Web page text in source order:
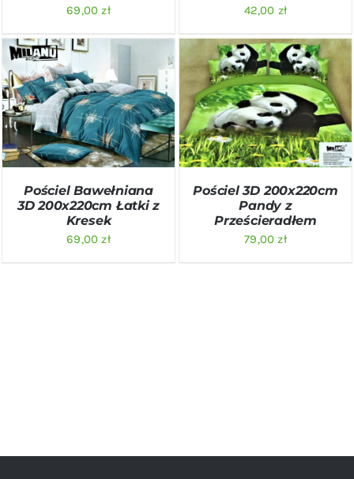
69,00zł 42,00 zł
DODAJ DO KOSZYKA
/
SZCZEGÓŁY
Pościel Bawełniana
3D 200x220cm Łatki z
Kresek
69,00zł
DODAJ DO KOSZYKA
/
SZCZEGÓŁY
Pościel 3D 200x220cm
Pandy z
Prześcieradłem
79,00zł